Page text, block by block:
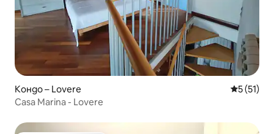
Кондо – Lovere Средна
5 (51)
Casa Marina - Lovere